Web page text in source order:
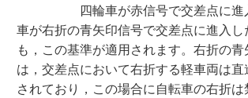
四輪車が赤信号で交差点に進入
車が右折の青矢印信号で交差点に進入
も，この基準が適用されます。右折の
は，交差点において右折する軽車両は直
されており，この場合に自転車の右折